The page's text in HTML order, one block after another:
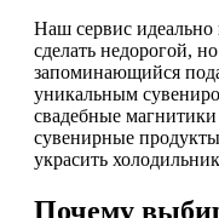
Наш сервис идеально
сделать недорогой,
запоминающийся
уникальным
свадебные
сувенирные
украсить
Почему